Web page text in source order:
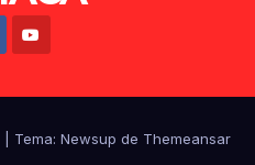
Tema: Newsup de Themeansar